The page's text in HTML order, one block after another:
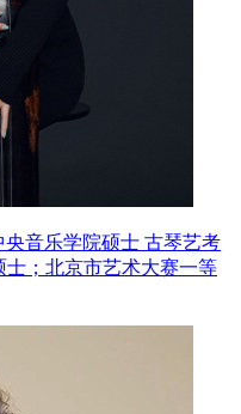
央音乐学院硕士 古琴艺考
；北京市艺术大赛一等